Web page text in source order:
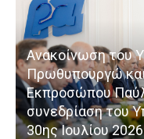
Ανακοίνωση του
Πρωθυπουργώ
Εκπροσώπου
συνεδρίαση του
30ης Ιουλίου 2026